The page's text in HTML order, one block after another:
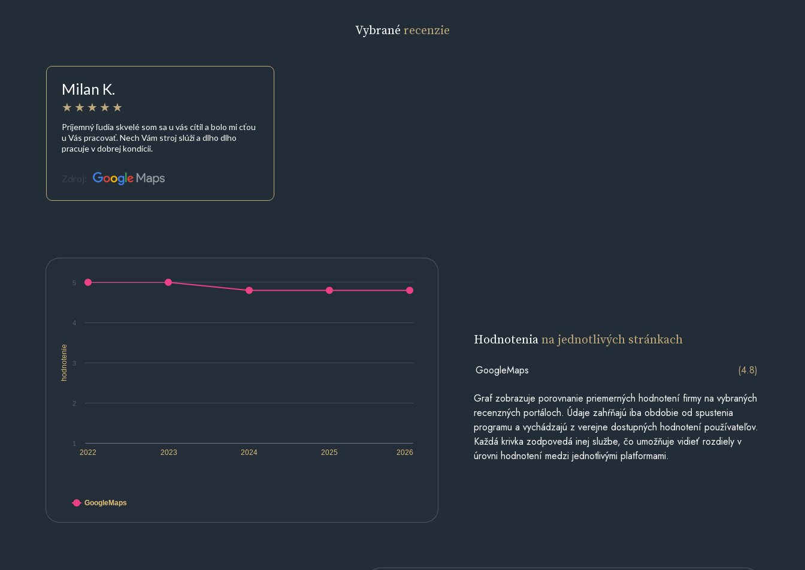
Vybrané recenzie
Milan K.
Príjemný ľudia skvelé som sa u vás cítil a bolo mi cťou
u Vás pracovať. Nech Vám stroj slúži a dlho dlho
pracuje v dobrej kondícii.
Zdroj:
hodnotenie
2022 2023 2024 2025 2026
1
2
3
4
5
GoogleMaps
Hodnoteniana jednotlivých stránkach
GoogleMaps (4.8)
Graf zobrazuje porovnanie priemerných hodnotení firmy na vybraných
recenzných portáloch. Údaje zahŕňajú iba obdobie od spustenia
programu a vychádzajú z verejne dostupných hodnotení používateľov.
Každá krivka zodpovedá inej službe, čo umožňuje vidieť rozdiely v
úrovni hodnotení medzi jednotlivými platformami.